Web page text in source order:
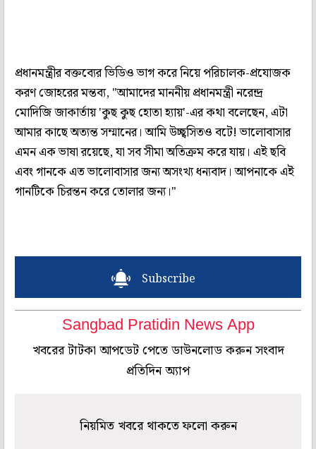
প্রধানমন্ত্রীর বক্তব্যের ভিডিও ভাগ করে নিয়ে পরিচালক-প্রযোজক
করণ জোহরের মন্তব্য, "আমাদের মাননীয় প্রধানমন্ত্রী নরেন্দ্র
মোদিজি জাকার্তায় 'কুছ কুছ হোতা হ্যায়'-এর কথা বলেছেন, এটা
আমার কাছে অত্যন্ত সম্মানের। আমি উচ্ছ্বসিতও বটে! ভালোবাসার
এমন এক ভাষা রয়েছে, যা সব সীমা অতিক্রম করে যায়। এই ছবি
এবং গানকে এত ভালোবাসার জন্য অসংখ্য ধন্যবাদ। আপনাকে এই
গানটিকে চিরন্তন করে তোলার জন্য।"
Subscribe
Sangbad Pratidin News App
খবরের টাটকা আপডেট পেতে ডাউনলোড করুন সংবাদ
প্রতিদিন অ্যাপ
নিয়মিত খবরে থাকতে ফলো করুন